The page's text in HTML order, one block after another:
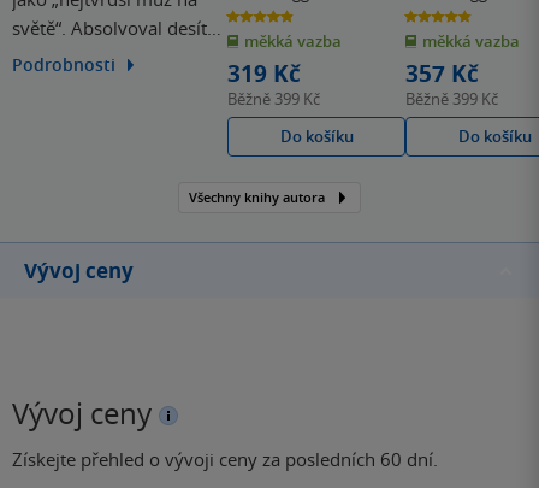
světě“. Absolvoval desítky
ultramaratonů,
příslušníka Navy SEAL,
taktického leteckého
dispečera…
Podrobnosti
4.9
z
5
hvězdiček
měkká vazba
319 Kč
Běžně 399 Kč
Do košíku
4.8
z
5
hvězdiček
měkká vazba
357 Kč
Běžně 399 Kč
Do košíku
Všechny knihy autora
Vývoj ceny
Vývoj ceny
Získejte přehled o vývoji ceny za posledních 60 dní.